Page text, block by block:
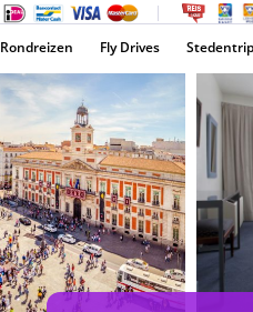
Rondreizen Fly Drives